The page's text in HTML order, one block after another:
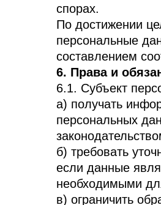
спорах.
По достижении
персональные
составлением
6. Права и
6.1. Субъект
а) получать
персональных
б) требовать
если данные
необходимыми
в) ограничить